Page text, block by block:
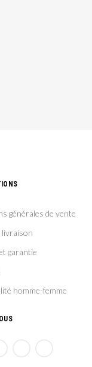
générales de vente
livraison
garantie
homme-femme